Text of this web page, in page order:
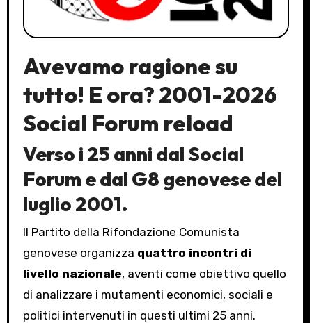
Avevamo ragione su
tutto! E ora? 2001-2026
Social Forum reload
Verso i 25 anni dal Social
Forum e dal G8 genovese del
luglio 2001.
Il Partito della Rifondazione Comunista
genovese organizza quattro incontri di
livello nazionale, aventi come obiettivo quello
di analizzare i mutamenti economici, sociali e
politici intervenuti in questi ultimi 25 anni.